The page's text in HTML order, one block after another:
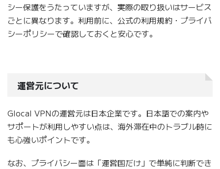
シー保護をうたっていますが、実際の取り扱いはサービス
ごとに異なります。利用前に、公式の利用規約・プライバ
シーポリシーで確認しておくと安心です。
運営元について
Glocal VPNの運営元は日本企業です。日本語での案内や
サポートが利用しやすい点は、海外滞在中のトラブル時に
も心強いポイントです。
なお、プライバシー面は「運営国だけ」で単純に判断でき